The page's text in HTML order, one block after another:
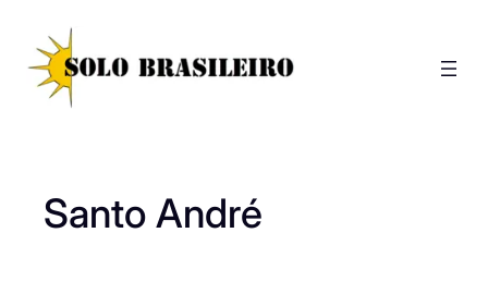
para
conteúdo
Santo André